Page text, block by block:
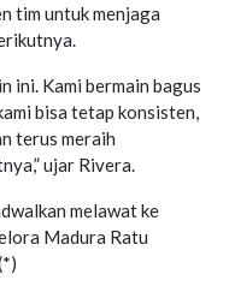
tim untuk menjaga
ini. Kami bermain bagus
bisa tetap konsisten,
terus meraih
ujar Rivera.
melawat ke
Madura Ratu